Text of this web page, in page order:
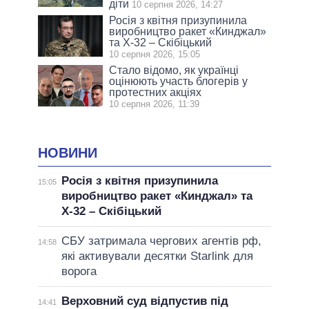
діти 10 серпня 2026, 14:27
Росія з квітня призупинила
виробництво ракет «Кинджал»
та Х-32 – Скібіцький
10 серпня 2026, 15:05
Стало відомо, як українці
оцінюють участь блогерів у
протестних акціях
10 серпня 2026, 11:39
НОВИНИ
15:05
Росія з квітня призупинила
виробництво ракет «Кинджал» та
Х-32 – Скібіцький
14:58
СБУ затримала чергових агентів рф,
які активували десятки Starlink для
ворога
14:41
Верховний суд відпустив під